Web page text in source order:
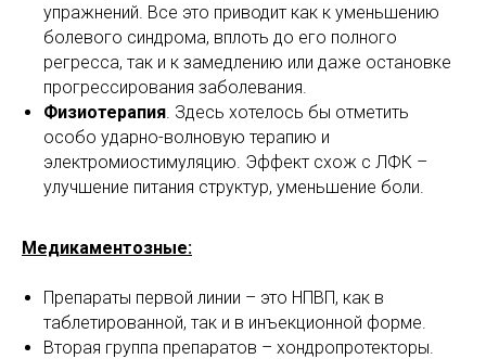
упражнений. Все это приводит как к уменьшению
болевого синдрома, вплоть до его полного
регресса, так и к замедлению или даже остановке
прогрессирования заболевания.
Физиотерапия. Здесь хотелось бы отметить
особо ударно-волновую терапию и
электромиостимуляцию. Эффект схож с ЛФК –
улучшение питания структур, уменьшение боли.
Медикаментозные:
Препараты первой линии – это НПВП, как в
таблетированной, так и в инъекционной форме.
Вторая группа препаратов – хондропротекторы.